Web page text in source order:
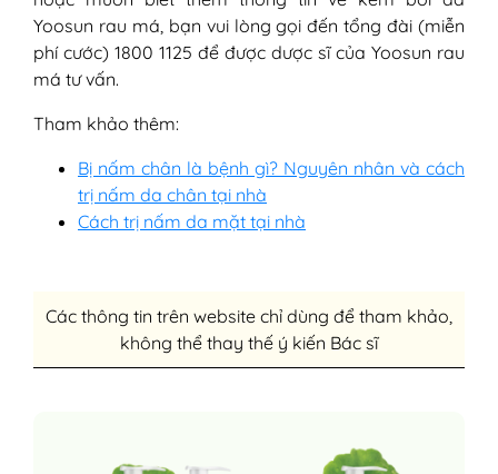
Yoosun rau má, bạn vui lòng gọi đến tổng đài (miễn
phí cước) 1800 1125 để được dược sĩ của Yoosun rau
má tư vấn.
Tham khảo thêm:
Bị nấm chân là bệnh gì? Nguyên nhân và cách
trị nấm da chân tại nhà
Cách trị nấm da mặt tại nhà
Các thông tin trên website chỉ dùng để tham khảo,
không thể thay thế ý kiến Bác sĩ